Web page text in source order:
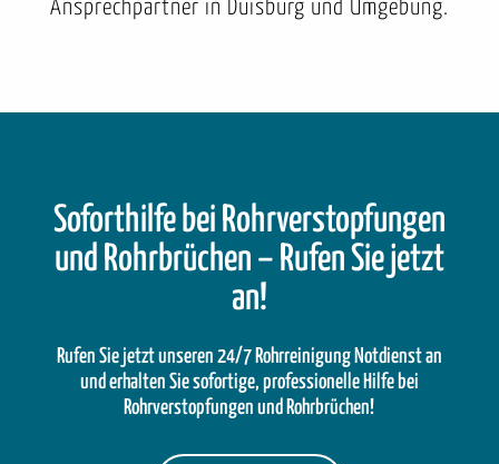
Ansprechpartner in Duisburg und Umgebung.
Soforthilfe bei Rohrverstopfungen
und Rohrbrüchen – Rufen Sie jetzt
an!
Rufen Sie jetzt unseren 24/7 Rohrreinigung Notdienst an
und erhalten Sie sofortige, professionelle Hilfe bei
Rohrverstopfungen und Rohrbrüchen!